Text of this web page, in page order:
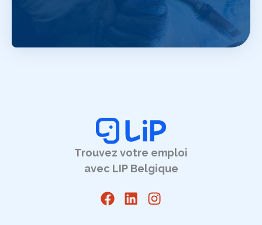
Trouvez votre emploi
avec LIP Belgique